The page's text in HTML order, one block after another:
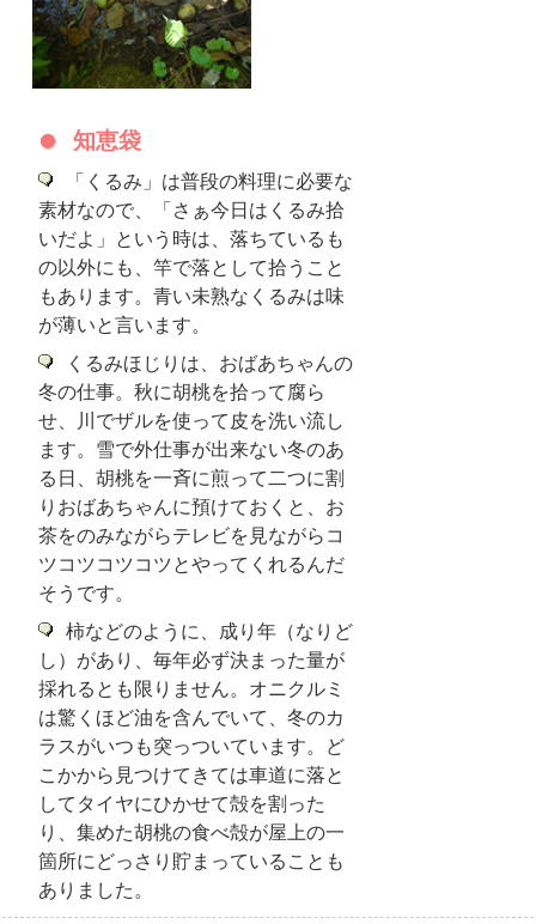
知恵袋
「くるみ」は普段の料理に必要な
素材なので、「さぁ今日はくるみ拾
いだよ」という時は、落ちているも
の以外にも、竿で落として拾うこと
もあります。青い未熟なくるみは味
が薄いと言います。
くるみほじりは、おばあちゃんの
冬の仕事。秋に胡桃を拾って腐ら
せ、川でザルを使って皮を洗い流し
ます。雪で外仕事が出来ない冬のあ
る日、胡桃を一斉に煎って二つに割
りおばあちゃんに預けておくと、お
茶をのみながらテレビを見ながらコ
ツコツコツコツとやってくれるんだ
そうです。
柿などのように、成り年（なりど
し）があり、毎年必ず決まった量が
採れるとも限りません。オニクルミ
は驚くほど油を含んでいて、冬のカ
ラスがいつも突っついています。ど
こかから見つけてきては車道に落と
してタイヤにひかせて殻を割った
り、集めた胡桃の食べ殻が屋上の一
箇所にどっさり貯まっていることも
ありました。